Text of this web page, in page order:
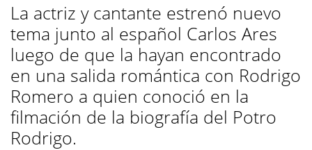
La actriz y cantante estrenó nuevo
tema junto al español Carlos Ares
luego de que la hayan encontrado
en una salida romántica con Rodrigo
Romero a quien conoció en la
filmación de la biografía del Potro
Rodrigo.